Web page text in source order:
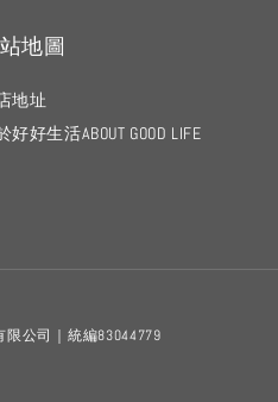
地圖
地址
好好生活ABOUT GOOD LIFE
公司｜統編83044779